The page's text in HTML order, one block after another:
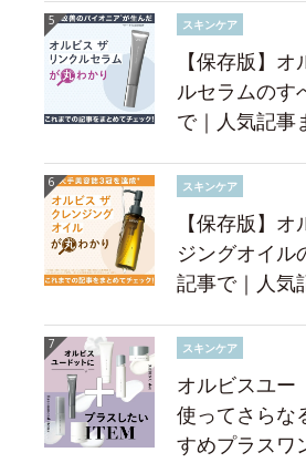
スキンケア
【保存版】
ルセラムのす
で｜人気記事
スキンケア
【保存版】
ジングオイル
記事で｜人気
スキンケア
オルビスユー
使ってさらな
すめプラスワ